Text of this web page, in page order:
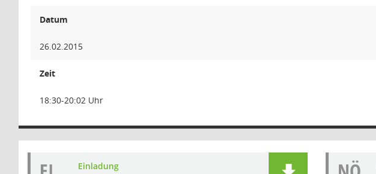
Datum
26.02.2015
Zeit
18:30-20:02 Uhr
Einladung